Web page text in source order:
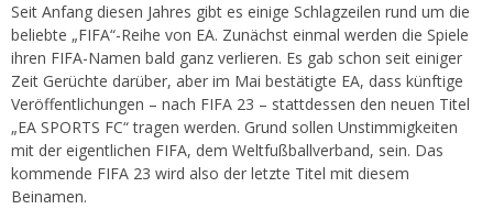
Seit Anfang diesen Jahres gibt es einige Schlagzeilen rund um die
beliebte „FIFA“-Reihe von EA. Zunächst einmal werden die Spiele
ihren FIFA-Namen bald ganz verlieren. Es gab schon seit einiger
Zeit Gerüchte darüber, aber im Mai bestätigte EA, dass künftige
Veröffentlichungen – nach FIFA 23 – stattdessen den neuen Titel
„EA SPORTS FC“ tragen werden. Grund sollen Unstimmigkeiten
mit der eigentlichen FIFA, dem Weltfußballverband, sein. Das
kommende FIFA 23 wird also der letzte Titel mit diesem
Beinamen.